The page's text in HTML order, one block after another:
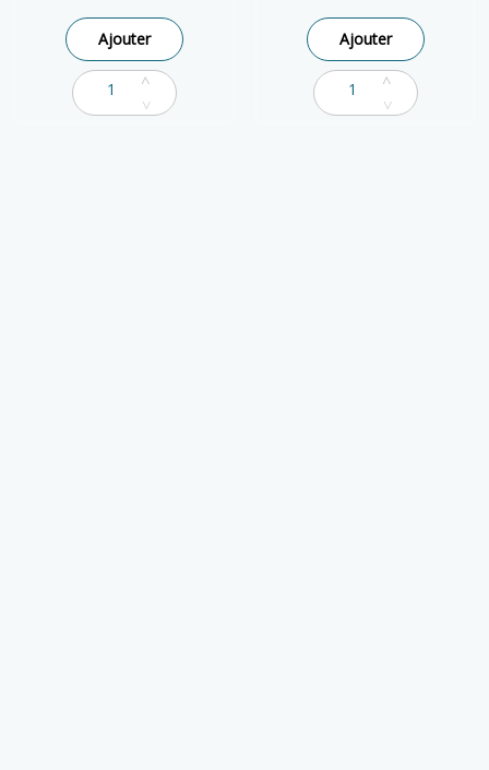
assainir et nettoyer la peau
des petits et des grands!
Cette huile contribue à
protéger, apaiser et assainir
la peau. Pratique et
Ajouter
poussées dentaires. Huile
calmante gingivale. Pour les
bébés grognons avec les
joues rouges. Apaise,
calme et amollit la gencive
Ajouter